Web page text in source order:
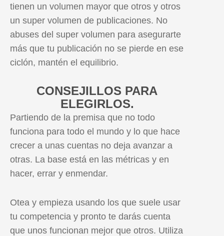
tienen un volumen mayor que otros y otros
un super volumen de publicaciones. No
abuses del super volumen para asegurarte
más que tu publicación no se pierde en ese
ciclón, mantén el equilibrio.
CONSEJILLOS PARA
ELEGIRLOS.
Partiendo de la premisa que no todo
funciona para todo el mundo y lo que hace
crecer a unas cuentas no deja avanzar a
otras. La base está en las métricas y en
hacer, errar y enmendar.
Otea y empieza usando los que suele usar
tu competencia y pronto te darás cuenta
que unos funcionan mejor que otros. Utiliza